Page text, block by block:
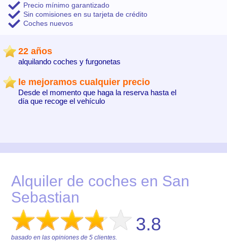
Alquiler de coches en San
Sebastian
3.8
basado en las opiniones de5 clientes.
Precio mínimo garantizado
Sin comisiones en su tarjeta de crédito
Coches nuevos
22 años
alquilando coches y furgonetas
le mejoramos cualquier precio
Desde el momento que haga la reserva hasta el
día que recoge el vehículo